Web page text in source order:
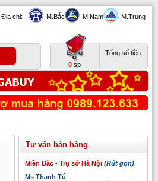
Địa chỉ: M.Bắc M.Nam M.Trung
0 sp
Tổng số tiền
Tư vấn bán hàng
Miền Bắc - Trụ sở Hà Nội (Rút gọn)
Ms Thanh Tú